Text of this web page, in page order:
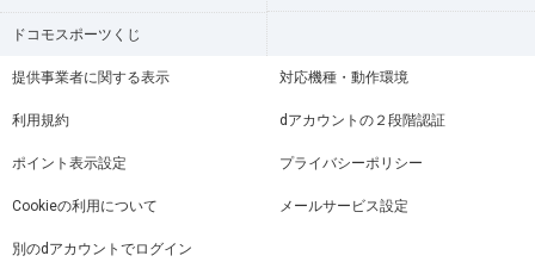
ドコモスポーツくじ
提供事業者に関する表示 対応機種・動作環境
利用規約 dアカウントの２段階認証
ポイント表示設定 プライバシーポリシー
Cookieの利用について メールサービス設定
別のdアカウントでログイン